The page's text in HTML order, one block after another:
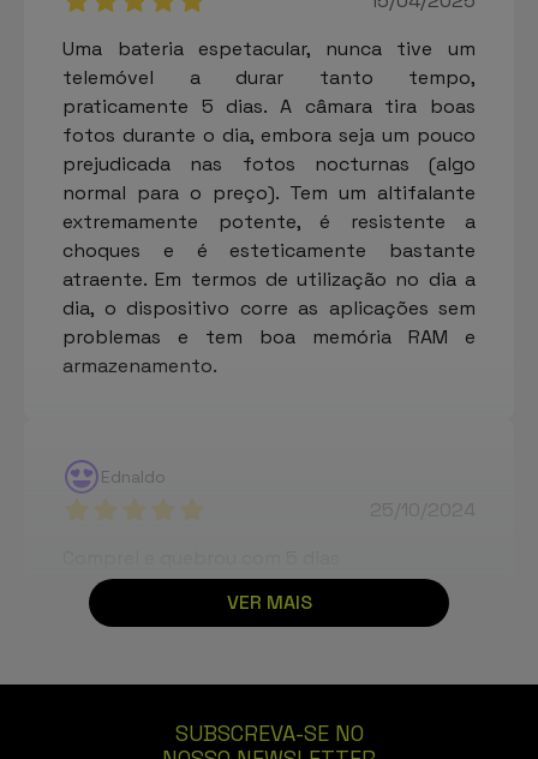
Uma bateria espetacular, nunca tive um
telemóvel a durar tanto tempo,
praticamente 5 dias. A câmara tira boas
fotos durante o dia, embora seja um pouco
prejudicada nas fotos nocturnas (algo
normal para o preço). Tem um altifalante
extremamente potente, é resistente a
choques e é esteticamente bastante
atraente. Em termos de utilização no dia a
dia, o dispositivo corre as aplicações sem
problemas e tem boa memória RAM e
armazenamento.
Ednaldo
25/10/2024
Excelente telemóvel! Muito pesado, com
VER MAIS
SUBSCREVA-SE NO